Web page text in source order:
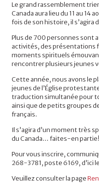
Le grand rassemblement
Canada aura lieu du 11 au
fois de son histoire, il s’agira
Plus de 700 personnes sont
activités, des présentations
moments spirituels
rencontrer plusieurs jeunes
Cette année, nous avons le
jeunes de l’Église
traduction simultanée pour
ainsi que de petits groupes
français.
Il s’agira d’un moment très
du Canada… faites-en partie!
Pour vous inscrire,
268-3781, poste 6169, d’ici
Veuillez consulter la page